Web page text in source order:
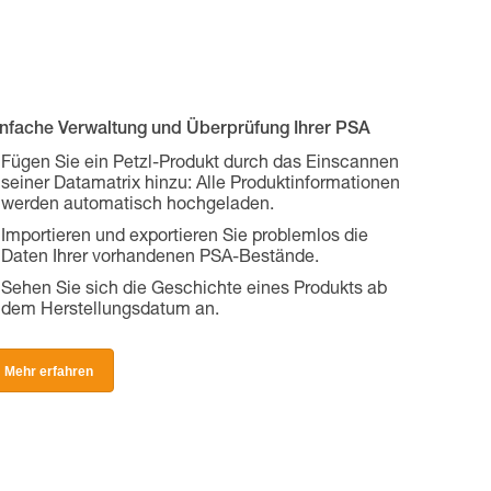
Verwaltung und Überprüfung Ihrer PSA
Fügen Sie ein Petzl-Produkt durch das Einscannen
seiner Datamatrix hinzu: Alle Produktinformationen
werden automatisch hochgeladen.
Importieren und exportieren Sie problemlos die
Daten Ihrer vorhandenen PSA-Bestände.
Sehen Sie sich die Geschichte eines Produkts ab
dem Herstellungsdatum an.
Mehr erfahren